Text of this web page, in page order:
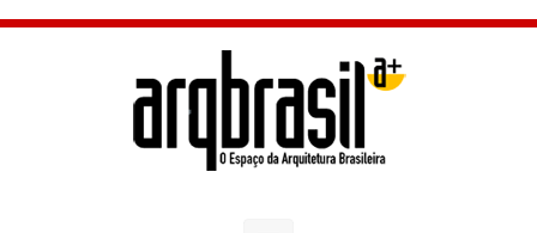
Skip to main content